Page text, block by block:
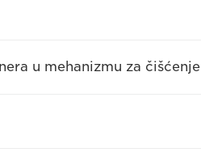
u mehanizmu za čišćenje